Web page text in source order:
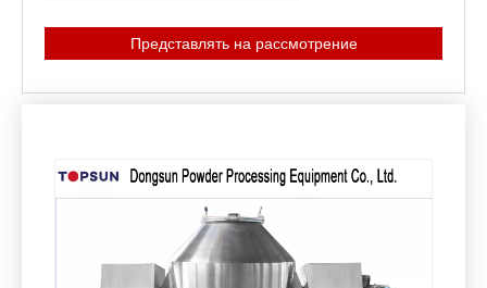
Представлять на рассмотрение